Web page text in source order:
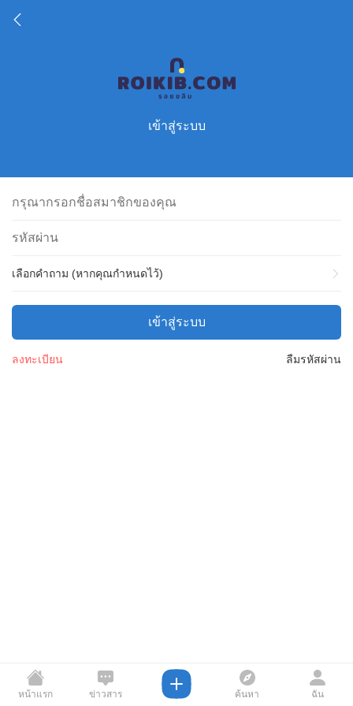
เข้าสู่ระบบ
เลือกคำถาม (หากคุณกำหนดไว้)
เข้าสู่ระบบ
ลืมรหัสผ่าน
ลงทะเบียน
หน้าแรก ข่าวสาร ค้นหา ฉัน